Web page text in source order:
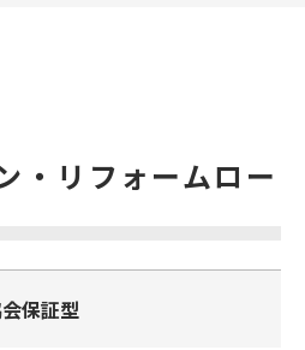
・リフォームロー
保証型